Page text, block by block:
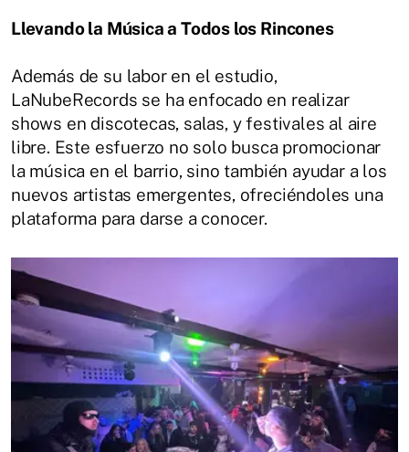
Llevando la Música a Todos los Rincones
Además de su labor en el estudio,
LaNubeRecords se ha enfocado en realizar
shows en discotecas, salas, y festivales al aire
libre. Este esfuerzo no solo busca promocionar
la música en el barrio, sino también ayudar a los
nuevos artistas emergentes, ofreciéndoles una
plataforma para darse a conocer.